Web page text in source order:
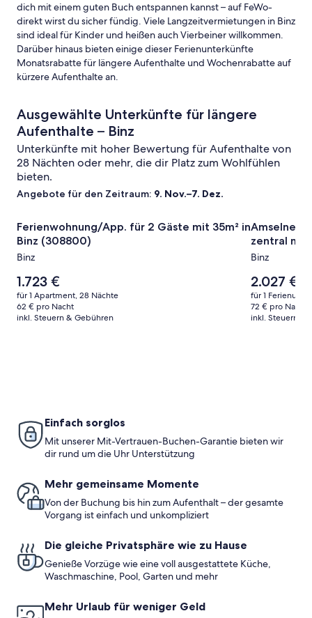
dich mit einem guten Buch entspannen kannst – auf FeWo-
direkt wirst du sicher fündig. Viele Langzeitvermietungen in Binz
sind ideal für Kinder und heißen auch Vierbeiner willkommen.
Darüber hinaus bieten einige dieser Ferienunterkünfte
Monatsrabatte für längere Aufenthalte und Wochenrabatte auf
kürzere Aufenthalte an.
Ausgewählte Unterkünfte für längere
Aufenthalte – Binz
Unterkünfte mit hoher Bewertung für Aufenthalte von
28 Nächten oder mehr, die dir Platz zum Wohlfühlen
bieten.
Angebote für den Zeitraum: 9. Nov.–7. Dez.
für
Ferienwohnung/App.
für
2
Gäste
mit
Ferienwohnung/App. für 2 Gäste mit 35m² in
Binz (308800)
Binz
Der
Preis
beträgt
1.723 €.
1.723 €
für 1 Apartment, 28 Nächte
62 € pro Nacht
inkl. Steuern & Gebühren
für
im
Binzer
Waldhof
–
Amselnest
zentral mit
Binz
Der
Preis
beträgt
2.027 €.
2.027 €
für 1
72 € pro Nacht
inkl. Steuern &
Einfach sorglos
Mit unserer Mit-Vertrauen-Buchen-Garantie bieten wir
dir rund um die Uhr Unterstützung
Mehr gemeinsame Momente
Von der Buchung bis hin zum Aufenthalt – der gesamte
Vorgang ist einfach und unkompliziert
Die gleiche Privatsphäre wie zu Hause
Genieße Vorzüge wie eine voll ausgestattete Küche,
Waschmaschine, Pool, Garten und mehr
Mehr Urlaub für weniger Geld